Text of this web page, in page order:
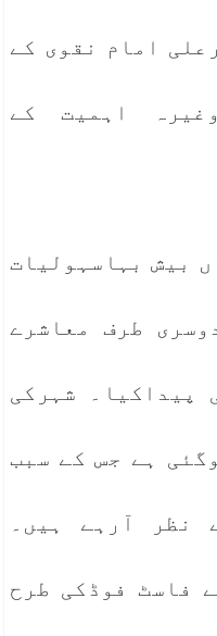
امام نقوی کے
اہمیت کے
بیش بہاسہولیات
طرف معاشرے
پیداکیا۔ شہرکی
ہے جس کے سبب
نظر آرہے ہیں۔
فاسٹ فوڈکی طرح